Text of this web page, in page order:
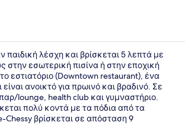
Πρόσοψη
λέσχη και βρίσκεται 5 λεπτά με
εσωτερική πισίνα ή στην εποχική
εστιατόριο (Downtown restaurant), ένα
ανοικτό για πρωινό και βραδινό. Σε
lounge, health club και γυμναστήριο.
πολύ κοντά με τα πόδια από τα
Chessy βρίσκεται σε απόσταση 9